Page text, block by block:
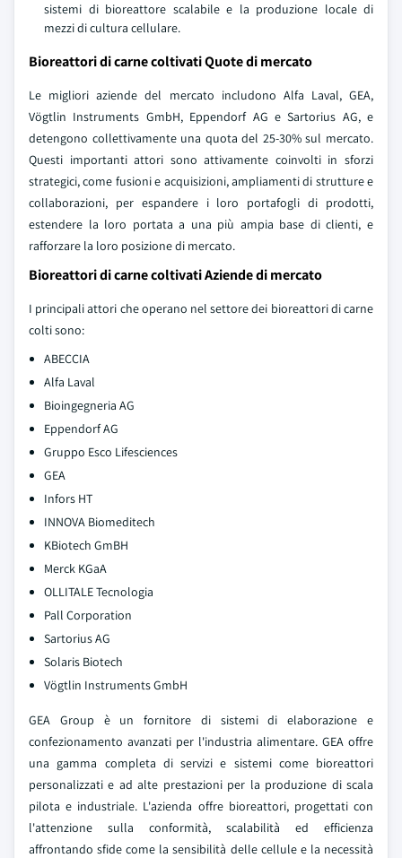
sistemi di bioreattore scalabile e la produzione locale di
mezzi di cultura cellulare.
Bioreattori di carne coltivati Quote di mercato
Le migliori aziende del mercato includono Alfa Laval, GEA,
Vögtlin Instruments GmbH, Eppendorf AG e Sartorius AG, e
detengono collettivamente una quota del 25-30% sul mercato.
Questi importanti attori sono attivamente coinvolti in sforzi
strategici, come fusioni e acquisizioni, ampliamenti di strutture e
collaborazioni, per espandere i loro portafogli di prodotti,
estendere la loro portata a una più ampia base di clienti, e
rafforzare la loro posizione di mercato.
Bioreattori di carne coltivati Aziende di mercato
I principali attori che operano nel settore dei bioreattori di carne
colti sono:
ABECCIA
Alfa Laval
Bioingegneria AG
Eppendorf AG
Gruppo Esco Lifesciences
GEA
Infors HT
INNOVA Biomeditech
KBiotech GmBH
Merck KGaA
OLLITALE Tecnologia
Pall Corporation
Sartorius AG
Solaris Biotech
Vögtlin Instruments GmbH
GEA Group è un fornitore di sistemi di elaborazione e
confezionamento avanzati per l'industria alimentare. GEA offre
una gamma completa di servizi e sistemi come bioreattori
personalizzati e ad alte prestazioni per la produzione di scala
pilota e industriale. L'azienda offre bioreattori, progettati con
l'attenzione sulla conformità, scalabilità ed efficienza
affrontando sfide come la sensibilità delle cellule e la necessità